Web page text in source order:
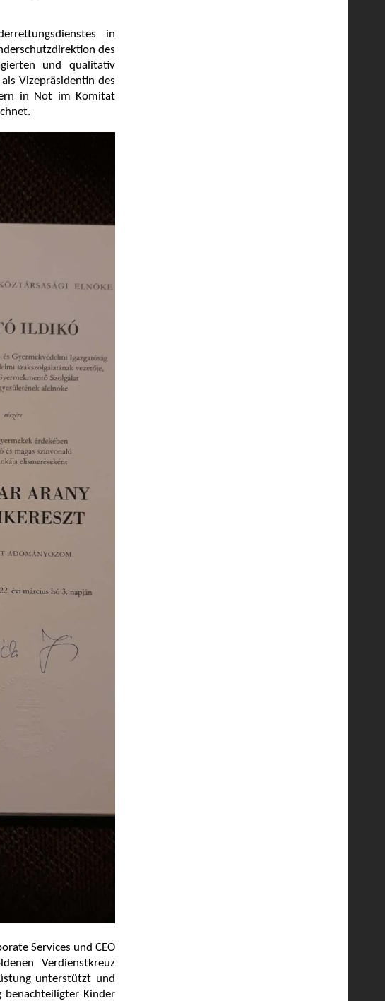
in
des
und qualitativ
Vizepräsidentin des
in Not im Komitat
Services und CEO
Verdienstkreuz
unterstützt und
benachteiligter Kinder